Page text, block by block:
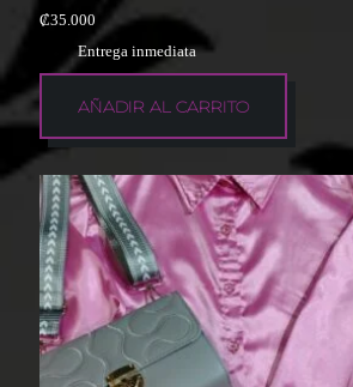
₡35.000
Entrega inmediata
AÑADIR AL CARRITO